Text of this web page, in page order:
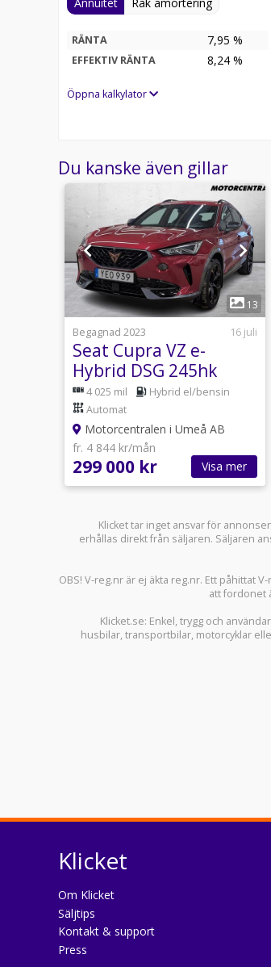
RÄNTA 7,95 %
EFFEKTIV RÄNTA 8,24 %
Öppna kalkylator
Du kanske även gillar
1
13
Begagnad 2023
16 juli
Seat Cupra VZ e-
Hybrid DSG 245hk
/Drag/Backkamera
4 025 mil
Hybrid el/bensin
Automat
Motorcentralen i Umeå AB
fr. 4 844 kr/mån
299 000 kr Visa mer
Klicket tar inget ansvar för
erhållas direkt från säljaren. Säljaren
OBS! V-reg.nr är ej äkta reg.nr. Ett påhittat
att fordonet
Klicket.se: Enkel, trygg och
husbilar,transportbilar, motorcyklar
Klicket
Om Klicket
Säljtips
Kontakt & support
Press